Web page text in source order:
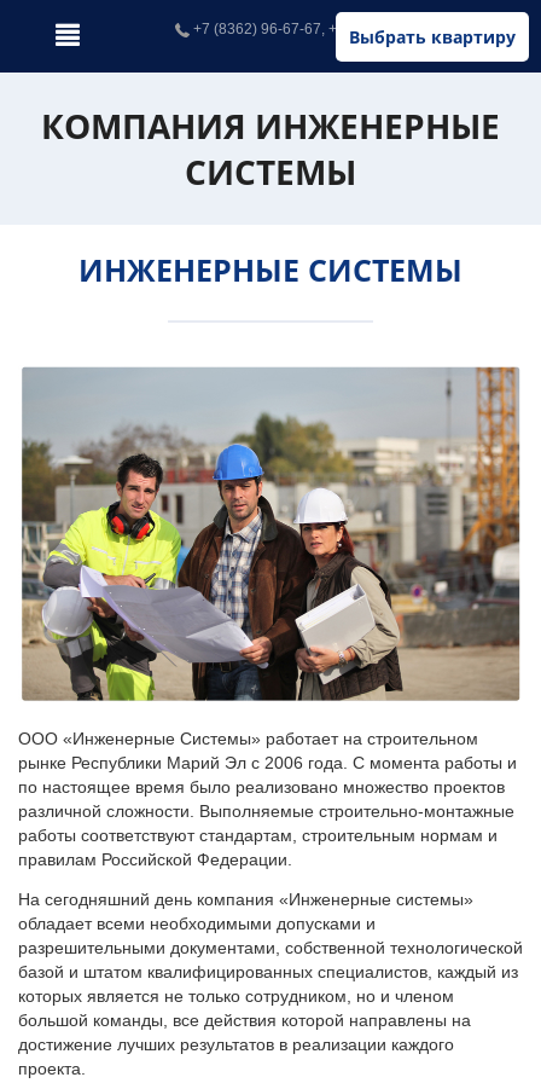
Выбрать квартиру
+7 (8362) 96-67-67, +7 (902) 326-67-67
КОМПАНИЯ ИНЖЕНЕРНЫЕ
СИСТЕМЫ
ИНЖЕНЕРНЫЕ СИСТЕМЫ
ООО «Инженерные Системы» работает на строительном
рынке Республики Марий Эл с 2006 года. С момента работы и
по настоящее время было реализовано множество проектов
различной сложности. Выполняемые строительно-монтажные
работы соответствуют стандартам, строительным нормам и
правилам Российской Федерации.
На сегодняшний день компания «Инженерные системы»
обладает всеми необходимыми допусками и
разрешительными документами, собственной технологической
базой и штатом квалифицированных специалистов, каждый из
которых является не только сотрудником, но и членом
большой команды, все действия которой направлены на
достижение лучших результатов в реализации каждого
проекта.